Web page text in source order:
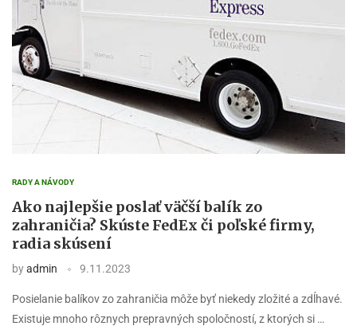
RADY A NÁVODY
Ako najlepšie poslať väčší balík zo
zahraničia? Skúste FedEx či poľské firmy,
radia skúsení
byadmin 9.11.2023
Posielanie balíkov zo zahraničia môže byť niekedy zložité a zdĺhavé.
Existuje mnoho rôznych prepravných spoločností, z ktorých si …